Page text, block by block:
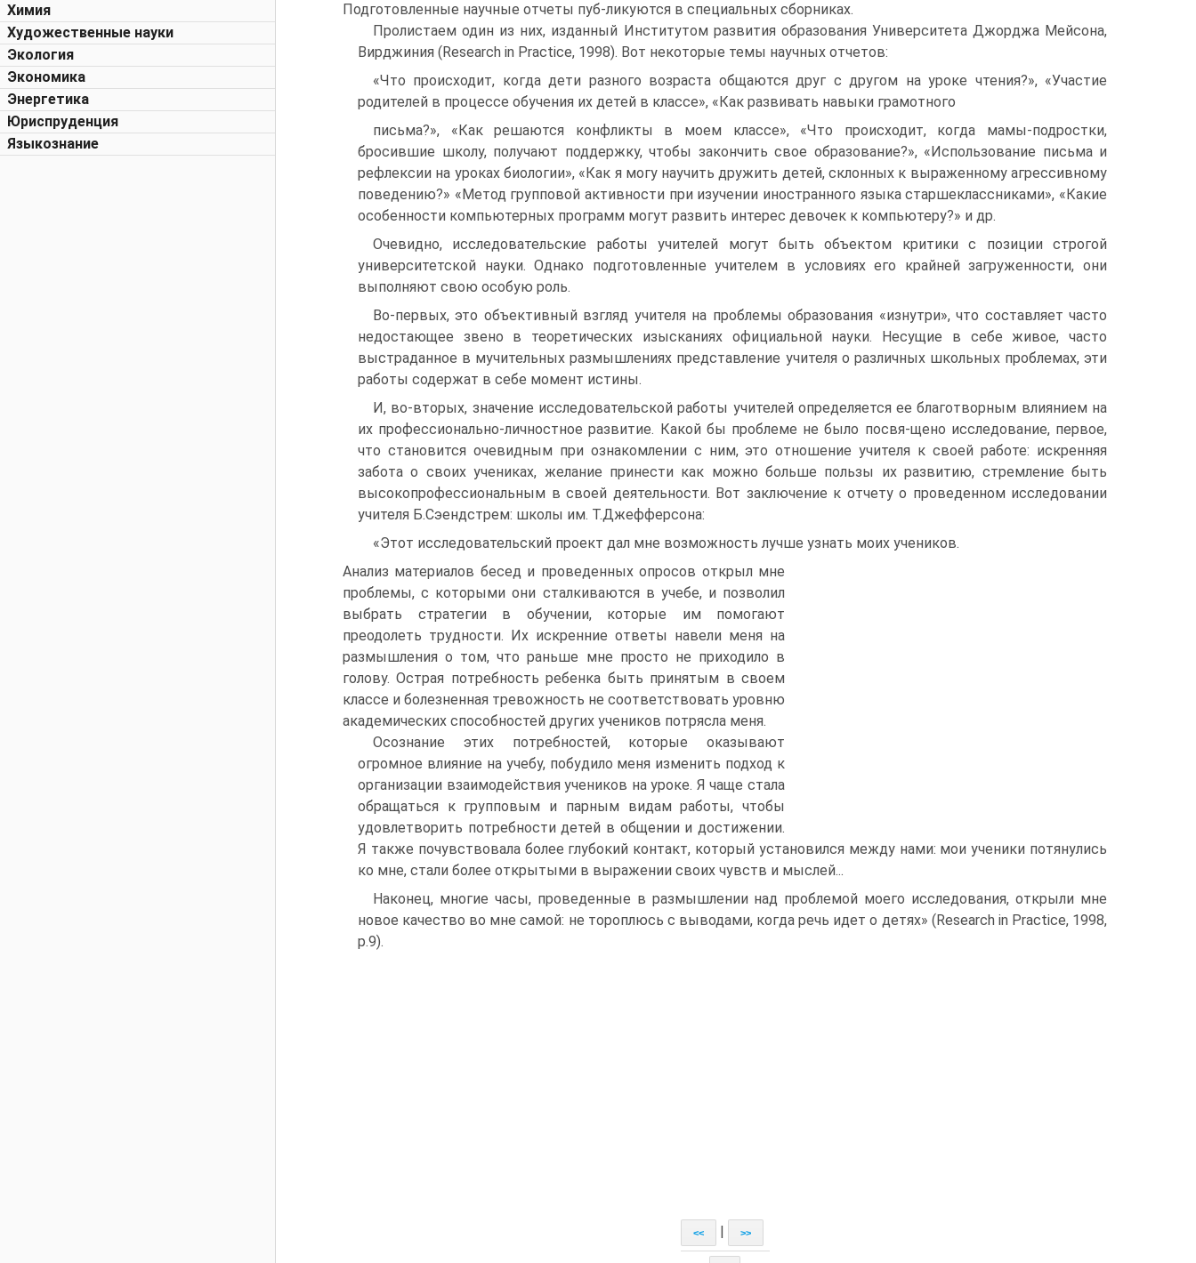
Химия
Художественные науки
Экология
Экономика
Энергетика
Юриспруденция
Языкознание
Подготовленные научные отчеты пуб-ликуются в специальных сборниках.
Пролистаем один из них, изданный Институтом развития образования Университета Джорджа Мейсона,
Вирджиния (Research in Practice, 1998). Вот некоторые темы научных отчетов:
«Что происходит, когда дети разного возраста общаются друг с другом на уроке чтения?», «Участие
родителей в процессе обучения их детей в классе», «Как развивать навыки грамотного
письма?», «Как решаются конфликты в моем классе», «Что происходит, когда мамы-подростки,
бросившие школу, получают поддержку, чтобы закончить свое образование?», «Использование письма и
рефлексии на уроках биологии», «Как я могу научить дружить детей, склонных к выраженному агрессивному
поведению?» «Метод групповой активности при изучении иностранного языка старшеклассниками», «Какие
особенности компьютерных программ могут развить интерес девочек к компьютеру?» и др.
Очевидно, исследовательские работы учителей могут быть объектом критики с позиции строгой
университетской науки. Однако подготовленные учителем в условиях его крайней загруженности, они
выполняют свою особую роль.
Во-первых, это объективный взгляд учителя на проблемы образования «изнутри», что составляет часто
недостающее звено в теоретических изысканиях официальной науки. Несущие в себе живое, часто
выстраданное в мучительных размышлениях представление учителя о различных школьных проблемах, эти
работы содержат в себе момент истины.
И, во-вторых, значение исследовательской работы учителей определяется ее благотворным влиянием на
их профессионально-личностное развитие. Какой бы проблеме не было посвя-щено исследование, первое,
что становится очевидным при ознакомлении с ним, это отношение учителя к своей работе: искренняя
забота о своих учениках, желание принести как можно больше пользы их развитию, стремление быть
высокопрофессиональным в своей деятельности. Вот заключение к отчету о проведенном исследовании
учителя Б.Сэендстрем: школы им. Т.Джефферсона:
«Этот исследовательский проект дал мне возможность лучше узнать моих учеников.
Анализ материалов бесед и проведенных опросов открыл мне
проблемы, с которыми они сталкиваются в учебе, и позволил
выбрать стратегии в обучении, которые им помогают
преодолеть трудности. Их искренние ответы навели меня на
размышления о том, что раньше мне просто не приходило в
голову. Острая потребность ребенка быть принятым в своем
классе и болезненная тревожность не соответствовать уровню
академических способностей других учеников потрясла меня.
Осознание этих потребностей, которые оказывают
огромное влияние на учебу, побудило меня изменить подход к
организации взаимодействия учеников на уроке. Я чаще стала
обращаться к групповым и парным видам работы, чтобы
удовлетворить потребности детей в общении и достижении.
Я также почувствовала более глубокий контакт, который установился между нами: мои ученики потянулись
ко мне, стали более открытыми в выражении своих чувств и мыслей...
Наконец, многие часы, проведенные в размышлении над проблемой моего исследования, открыли мне
новое качество во мне самой: не тороплюсь с выводами, когда речь идет о детях» (Research in Practice, 1998,
p.9).
<< >>